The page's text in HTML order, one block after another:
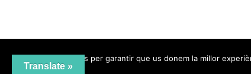
Translate »
Utilitzem cookies per garantir que us donem la millor